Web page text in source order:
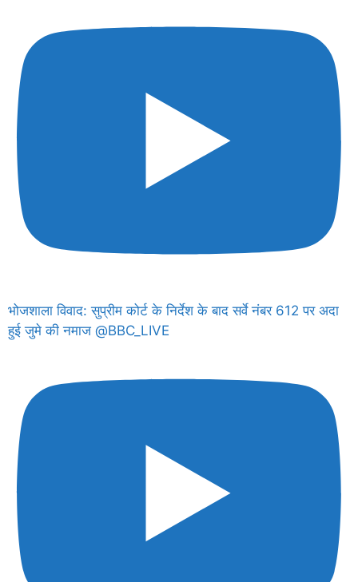
भोजशाला विवाद: सुप्रीम कोर्ट के निर्देश के बाद सर्वे नंबर 612 पर अदा
हुई जुमे की नमाज @BBC_LIVE